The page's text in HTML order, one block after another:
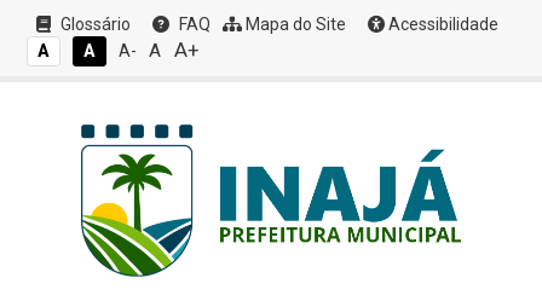
Glossário FAQ Mapa do Site
Acessibilidade
A
A A- A A+